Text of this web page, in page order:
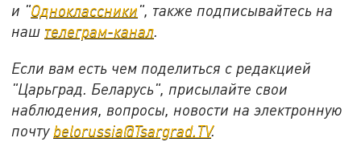
и "Одноклассники", также подписывайтесь на
наш телеграм-канал.
Если вам есть чем поделиться с редакцией
"Царьград. Беларусь", присылайте свои
наблюдения, вопросы, новости на электронную
почту belorussia@Tsargrad.TV.